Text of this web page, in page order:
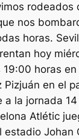
rodeados
nos
horas.
hoy
horas
Pizjuán en el
a la jornada
Atlétic
estadio Johan